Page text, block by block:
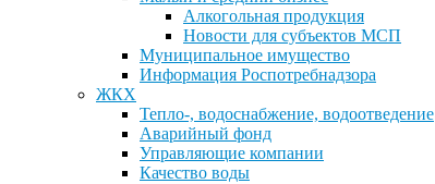
Алкогольная продукция
Новости для субъектов МСП
Муниципальное имущество
Информация Роспотребнадзора
ЖКХ
Тепло-, водоснабжение, водоотведение
Аварийный фонд
Управляющие компании
Качество воды